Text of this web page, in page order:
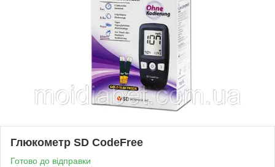
Глюкометр SD CodeFree
Готово до відправки